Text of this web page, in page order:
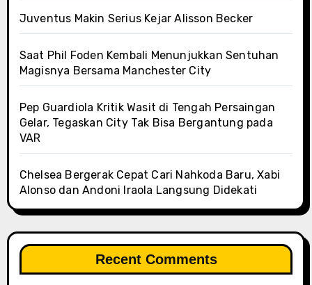
Juventus Makin Serius Kejar Alisson Becker
Saat Phil Foden Kembali Menunjukkan Sentuhan
Magisnya Bersama Manchester City
Pep Guardiola Kritik Wasit di Tengah Persaingan
Gelar, Tegaskan City Tak Bisa Bergantung pada
VAR
Chelsea Bergerak Cepat Cari Nahkoda Baru, Xabi
Alonso dan Andoni Iraola Langsung Didekati
Recent Comments